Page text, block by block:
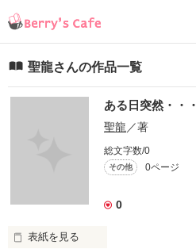
聖龍さんの作品一覧
ある日突然・・・
聖龍 ／著
総文字数/0
その他 0ページ
0
表紙を見る